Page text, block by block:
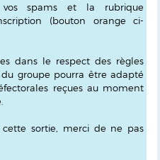
vos spams et la rubrique
(bouton orange ci-
dans le respect des règles
du groupe pourra être adapté
reçues au moment
sortie, merci de ne pas